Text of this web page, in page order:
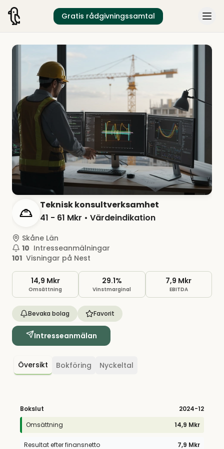
Gratis rådgivningssamtal
Teknisk konsultverksamhet
41 - 61 Mkr • Värdeindikation
Skåne Län
10 Intresseanmälningar
101 Visningar på Nest
14,9 Mkr
Omsättning
29.1%
Vinstmarginal
7,9 Mkr
EBITDA
Bevaka bolag Favorit
Intresseanmälan
Översikt Bokföring Nyckeltal
Bokslut 2024-12
Omsättning
14,9 Mkr
Resultat efter finansnetto 7,9 Mkr